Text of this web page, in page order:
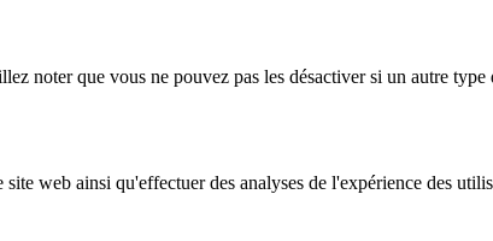
noter que vous ne pouvez pas les désactiver si un autre type
web ainsi qu'effectuer des analyses de l'expérience des